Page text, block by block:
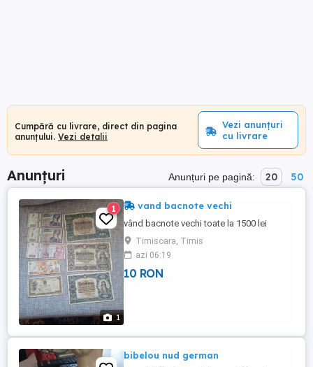
Cumpără cu livrare, direct din pagina
anunțului. Vezi detalii
Vezi anunțuri
cu livrare
Anunțuri Anunțuri pe pagină: 20 50
1
1 vand bacnote vechi
vând bacnote vechi toate la 1500 lei
Timisoara, Timis
azi 06:19
10 RON
bibelou nud german